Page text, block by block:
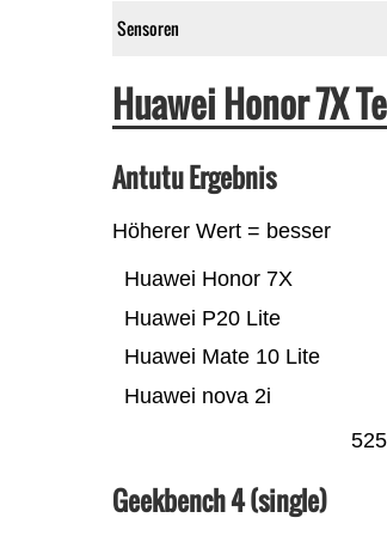
Sensoren
Huawei Honor 7X
Antutu Ergebnis
Höherer Wert = besser
Huawei nova 2i
Huawei Mate 10 Lite
Huawei P20 Lite
Huawei Honor 7X
Geekbench 4 (single)